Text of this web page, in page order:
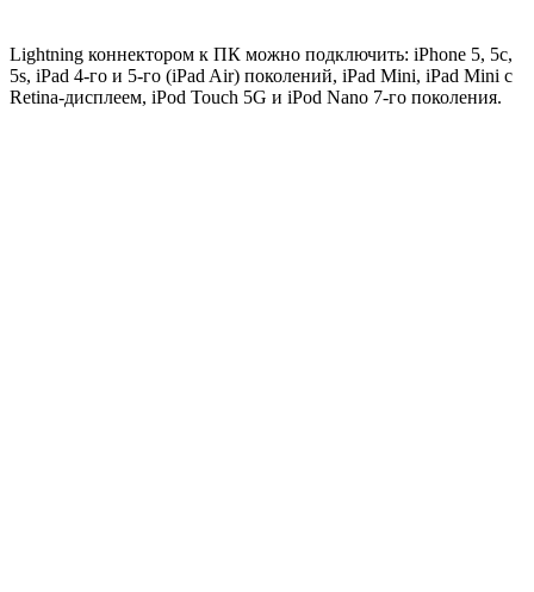
Lightning коннектором к ПК можно подключить: iPhone 5, 5c,
5s, iPad 4-го и 5-го (iPad Air) поколений, iPad Mini, iPad Mini с
Retina-дисплеем, iPod Touch 5G и iPod Nano 7-го поколения.